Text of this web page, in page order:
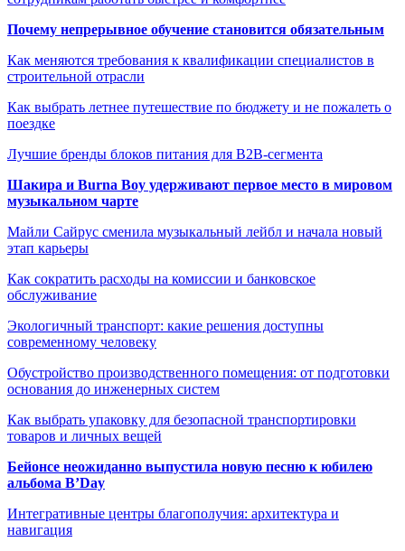
Почему непрерывное обучение становится обязательным
Как меняются требования к квалификации специалистов в
строительной отрасли
Как выбрать летнее путешествие по бюджету и не пожалеть о
поездке
Лучшие бренды блоков питания для B2B-сегмента
Шакира и Burna Boy удерживают первое место в мировом
музыкальном чарте
Майли Сайрус сменила музыкальный лейбл и начала новый
этап карьеры
Как сократить расходы на комиссии и банковское
обслуживание
Экологичный транспорт: какие решения доступны
современному человеку
Обустройство производственного помещения: от подготовки
основания до инженерных систем
Как выбрать упаковку для безопасной транспортировки
товаров и личных вещей
Бейонсе неожиданно выпустила новую песню к юбилею
альбома B’Day
Интегративные центры благополучия: архитектура и
навигация